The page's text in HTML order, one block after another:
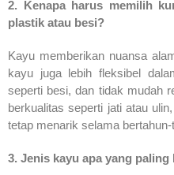
2. Kenapa harus memilih
plastik atau besi?
Kayu memberikan nuansa
kayu juga lebih fleksibel
seperti besi, dan tidak mudah
berkualitas seperti jati atau
tetap menarik selama bertahun-
3. Jenis kayu apa yang